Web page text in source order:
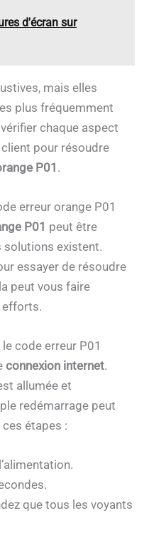
d'écran sur
mais elles
plus fréquemment
chaque aspect
pour résoudre
P01 .
erreur orange P01
P01 peut être
solutions existent.
essayer de résoudre
peut vous faire
efforts.
code erreur P01
connexion internet.
allumée et
redémarrage peut
étapes :
que tous les voyants